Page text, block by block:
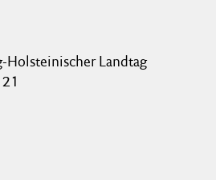
Holsteinischer Landtag